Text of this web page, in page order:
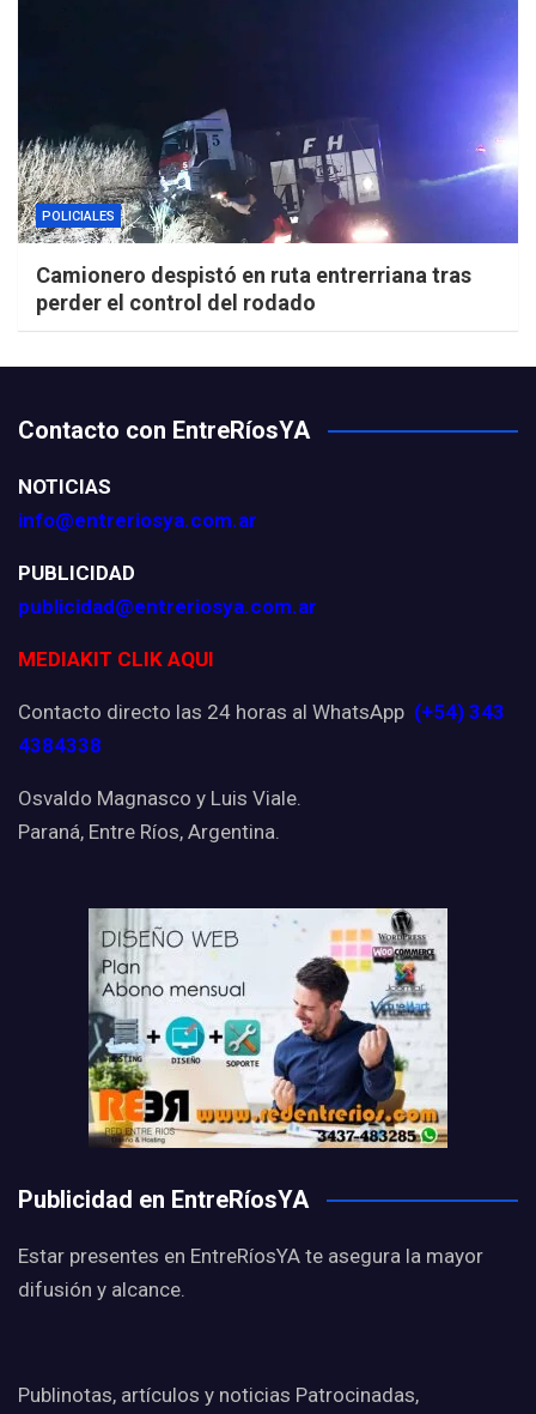
POLICIALES
Camionero despistó en ruta entrerriana tras
perder el control del rodado
Contacto con EntreRíosYA
NOTICIAS
info@entreriosya.com.ar
PUBLICIDAD
publicidad@entreriosya.com.ar
MEDIAKIT CLIK AQUI
Contacto directo las 24 horas al WhatsApp (+54) 343
4384338
Osvaldo Magnasco y Luis Viale.
Paraná, Entre Ríos, Argentina.
Publicidad en EntreRíosYA
Estar presentes en EntreRíosYA te asegura la mayor
difusión y alcance.
Publinotas, artículos y noticias Patrocinadas,